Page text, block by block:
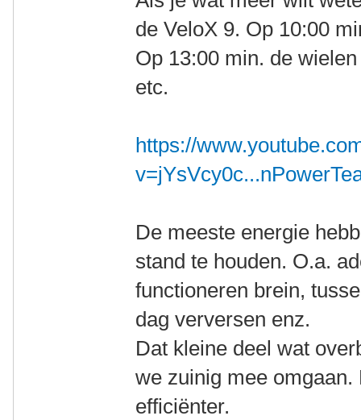
de VeloX 9. Op 10:00
Op 13:00 min. de
etc.
https://
De meeste energie
stand te houden. O.a.
functioneren brein,
dag verversen enz.
Dat kleine deel wat
we zuinig mee
efficiënter.